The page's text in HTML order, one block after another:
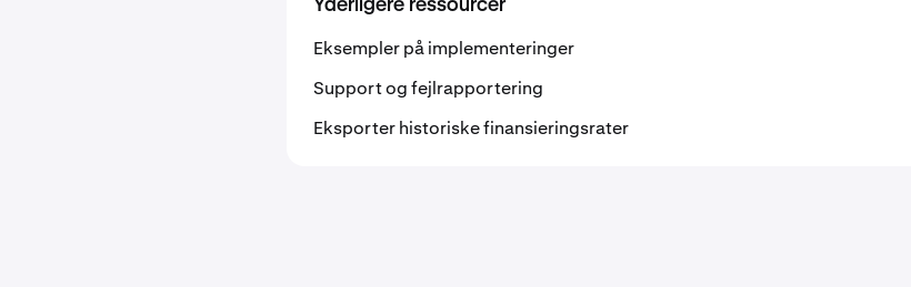
Yderligere ressourcer
Eksempler på implementeringer
Support og fejlrapportering
Eksporter historiske finansieringsrater